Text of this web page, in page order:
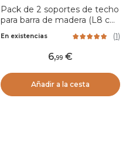
Pack de 2 soportes de techo
para barra de madera (L8 cm
En existencias (1)
6,99
Añadir a la cesta